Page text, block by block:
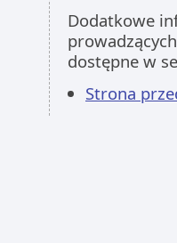
Dodatkowe
dostępne w
Strona